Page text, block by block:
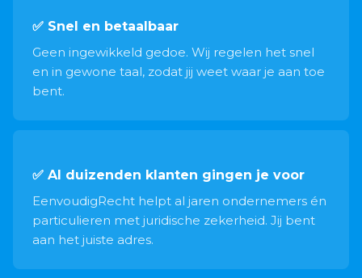
✅ Snel en betaalbaar
Geen ingewikkeld gedoe. Wij regelen het snel
en in gewone taal, zodat jij weet waar je aan toe
bent.
✅ Al duizenden klanten gingen je voor
EenvoudigRecht helpt al jaren ondernemers én
particulieren met juridische zekerheid. Jij bent
aan het juiste adres.